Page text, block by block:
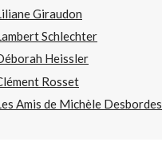
Giraudon
Schlechter
Heissler
Rosset
Amis de Michèle Desbordes